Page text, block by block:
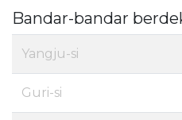
Bandar-bandar
Yangju-si
Guri-si